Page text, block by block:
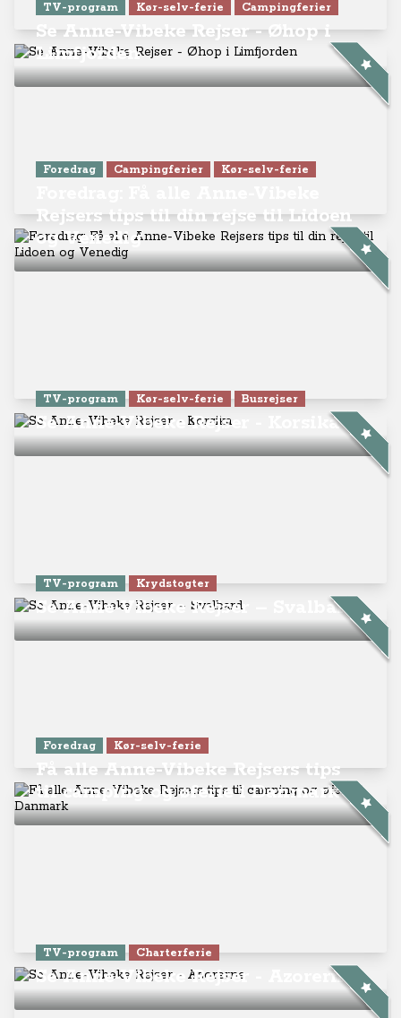
TV-program Kør-selv-ferie Campingferier
Se Anne-Vibeke Rejser - Øhop i
Limfjorden
Foredrag Campingferier Kør-selv-ferie
Rejsers tips til din rejse til Lidoen
og Venedig
TV-program Kør-selv-ferie Busrejser
Se Anne-Vibeke Rejser - Korsika
TV-program Krydstogter
Se Anne-Vibeke Rejser – Svalbard
Foredrag Kør-selv-ferie
Få alle Anne-Vibeke Rejsers tips
til camping og øferie i Danmark
TV-program Charterferie
Se Anne-Vibeke Rejser - Azorerne